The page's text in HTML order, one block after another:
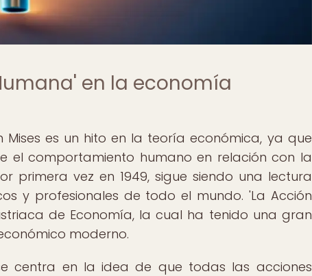
en la economía
es un hito en la teoría económica, ya que
el comportamiento humano en relación con la
primera vez en 1949, sigue siendo una lectura
y profesionales de todo el mundo. 'La Acción
de Economía, la cual ha tenido una gran
moderno.
centra en la idea de que todas las acciones